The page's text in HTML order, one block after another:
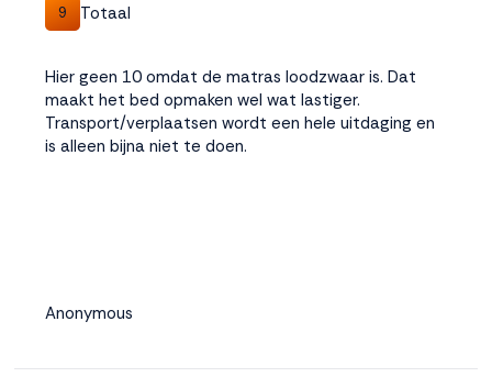
9 Totaal
Hier geen 10 omdat de matras loodzwaar is. Dat
maakt het bed opmaken wel wat lastiger.
Transport/verplaatsen wordt een hele uitdaging en
is alleen bijna niet te doen.
Anonymous